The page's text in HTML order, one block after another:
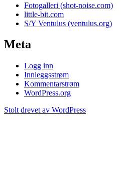
Fotogalleri (shot-noise.com)
little-bit.com
S/Y Ventulus (ventulus.org)
Meta
Logg inn
Innleggsstrøm
Kommentarstrøm
WordPress.org
Stolt drevet av WordPress